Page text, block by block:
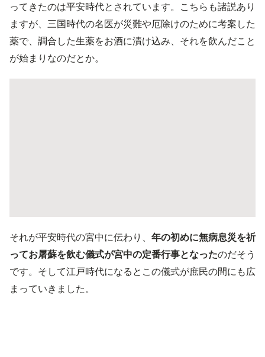
ってきたのは平安時代とされています。こちらも諸説あり
ますが、三国時代の名医が災難や厄除けのために考案した
薬で、調合した生薬をお酒に漬け込み、それを飲んだこと
が始まりなのだとか。
それが平安時代の宮中に伝わり、 年の初めに無病息災を祈
ってお屠蘇を飲む儀式が宮中の定番行事となったのだそう
です。そして江戸時代になるとこの儀式が庶民の間にも広
まっていきました。